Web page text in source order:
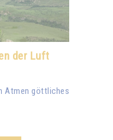
der Luft
Atmen göttliches